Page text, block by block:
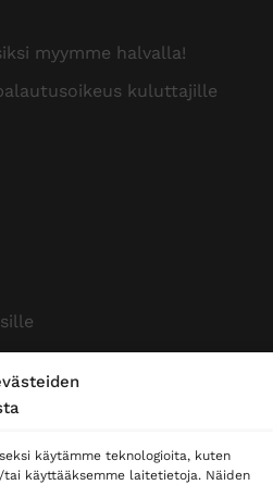
käytämme teknologioita, kuten
käyttääksemme laitetietoja. Näiden
myymme halvalla!
kuluttajille